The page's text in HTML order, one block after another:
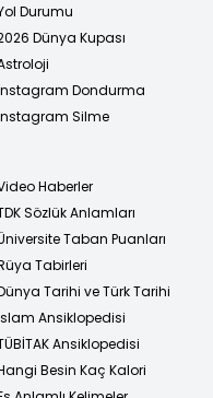
Durumu
Dünya Kupası
Dondurma
Silme
Haberler
Sözlük Anlamları
Taban Puanları
Tabirleri
Tarihi ve Türk Tarihi
Ansiklopedisi
Ansiklopedisi
Besin Kaç Kalori